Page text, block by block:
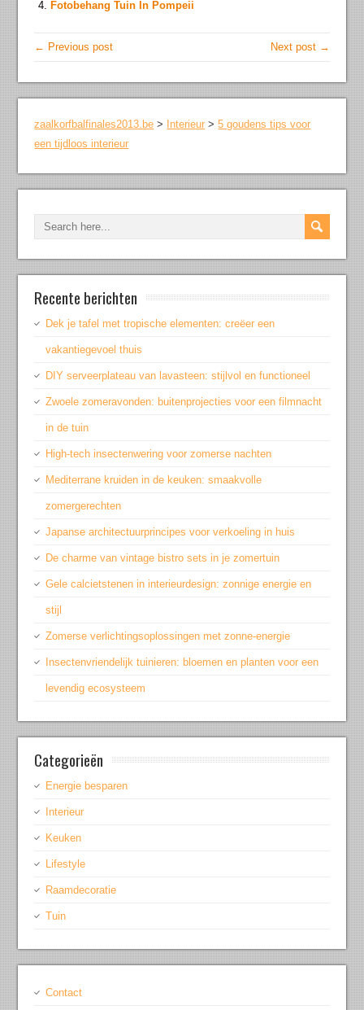
Fotobehang Tuin In Pompeii
← Previous post Next post →
zaalkorfbalfinales2013.be > Interieur >5 goudens tips voor
een tijdloos interieur
Recente berichten
Dek je tafel met tropische elementen: creëer een
vakantiegevoel thuis
DIY serveerplateau van lavasteen: stijlvol en functioneel
Zwoele zomeravonden: buitenprojecties voor een filmnacht
in de tuin
High-tech insectenwering voor zomerse nachten
Mediterrane kruiden in de keuken: smaakvolle
zomergerechten
Japanse architectuurprincipes voor verkoeling in huis
De charme van vintage bistro sets in je zomertuin
Gele calcietstenen in interieurdesign: zonnige energie en
stijl
Zomerse verlichtingsoplossingen met zonne-energie
Insectenvriendelijk tuinieren: bloemen en planten voor een
levendig ecosysteem
Categorieën
Energie besparen
Interieur
Keuken
Lifestyle
Raamdecoratie
Tuin
Contact